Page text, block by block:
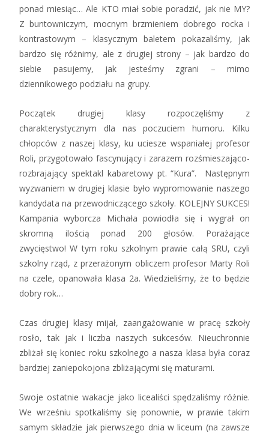
ponad miesiąc… Ale KTO miał sobie poradzić, jak nie MY?
Z buntowniczym, mocnym brzmieniem dobrego rocka i
kontrastowym – klasycznym baletem pokazaliśmy, jak
bardzo się różnimy, ale z drugiej strony – jak bardzo do
siebie pasujemy, jak jesteśmy zgrani – mimo
dziennikowego podziału na grupy.
Początek drugiej klasy rozpoczęliśmy z
charakterystycznym dla nas poczuciem humoru. Kilku
chłopców z naszej klasy, ku uciesze wspaniałej profesor
Roli, przygotowało fascynujący i zarazem rozśmieszająco-
rozbrajający spektakl kabaretowy pt. “Kura”. Następnym
wyzwaniem w drugiej klasie było wypromowanie naszego
kandydata na przewodniczącego szkoły. KOLEJNY SUKCES!
Kampania wyborcza Michała powiodła się i wygrał on
skromną ilością ponad 200 głosów. Porażające
zwycięstwo! W tym roku szkolnym prawie całą SRU, czyli
szkolny rząd, z przerażonym obliczem profesor Marty Roli
na czele, opanowała klasa 2a. Wiedzieliśmy, że to będzie
dobry rok…
Czas drugiej klasy mijał, zaangażowanie w pracę szkoły
rosło, tak jak i liczba naszych sukcesów. Nieuchronnie
zbliżał się koniec roku szkolnego a nasza klasa była coraz
bardziej zaniepokojona zbliżającymi się maturami.
Swoje ostatnie wakacje jako licealiści spędzaliśmy różnie.
We wrześniu spotkaliśmy się ponownie, w prawie takim
samym składzie jak pierwszego dnia w liceum (na zawsze